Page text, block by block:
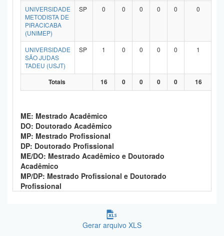
UNIVERSIDADE
METODISTA DE
PIRACICABA
(UNIMEP)
SP 0 0 0 0 0 0
UNIVERSIDADE
SÃO JUDAS
TADEU (USJT)
SP 1 0 0 0 0 1
Totais 16 0 0 0 0 16
ME: Mestrado Acadêmico
DO: Doutorado Acadêmico
MP: Mestrado Profissional
DP: Doutorado Profissional
ME/DO: Mestrado Acadêmico e Doutorado
Acadêmico
MP/DP: Mestrado Profissional e Doutorado
Profissional
Gerar arquivo XLS